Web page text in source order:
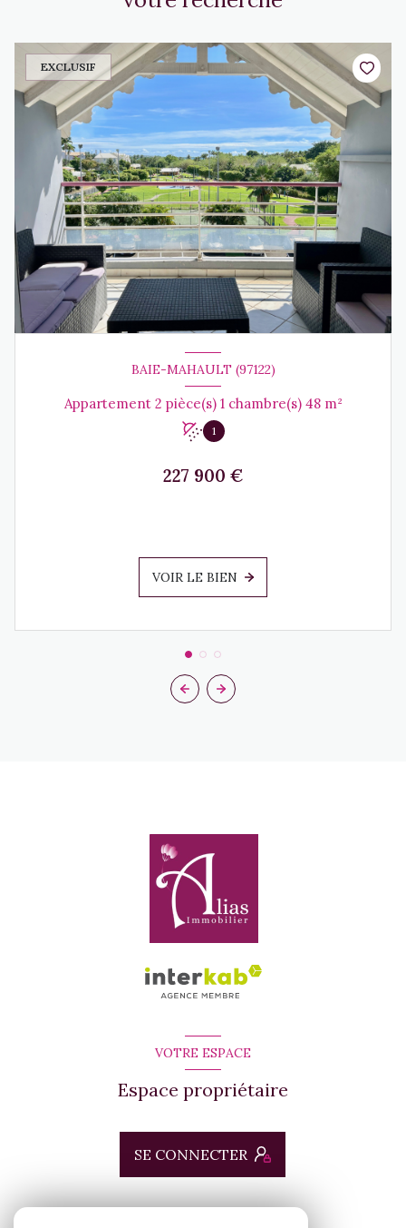
EXCLUSIF
BAIE-MAHAULT (97122)
Appartement 2 pièce(s) 1 chambre(s) 48 m²
1
227 900 €
VOIR LE BIEN
VOTRE ESPACE
Espace propriétaire
SE CONNECTER